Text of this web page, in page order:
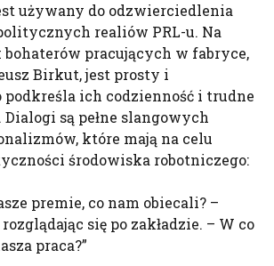
używany do odzwierciedlenia
realiów PRL-u. Na
bohaterów pracujących w fabryce,
Birkut, jest prosty i
podkreśla ich codzienność i trudne
są pełne slangowych
które mają na celu
środowiska robotniczego:
premie, co nam obiecali? –
się po zakładzie. – W co
praca?”